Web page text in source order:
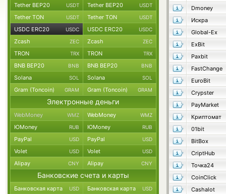
Dmoney
Искра
Global-Ex
ExBit
Paxbit
FastChange
EuroBit
Crypster
PayMarket
Криптомат
01bit
BitBox
CriptHub
Точка24
CoinClick
Cashalot
Tether BEP20 USDT Tether BEP20 USDT
Tether TON USDT Tether TON USDT
USDC ERC20 USDC USDC ERC20 USDC
Zcash ZEC Zcash ZEC
TRON TRX TRON TRX
BNB BEP20 BNB BNB BEP20 BNB
Solana SOL Solana SOL
Gram (Toncoin) GRAM Gram (Toncoin) GRAM
Электронные деньги
WebMoney WMZ WebMoney WMZ
ЮMoney RUB ЮMoney RUB
PayPal USD PayPal USD
Volet USD Volet USD
Alipay CNY Alipay CNY
Банковские счета и карты
Банковская карта USD Банковская карта USD